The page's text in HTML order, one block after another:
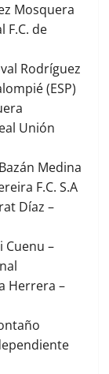
Mosquera
F.C. de
Rodríguez
(ESP)
Unión
Medina
F.C. S.A
Díaz –
Cuenu –
Herrera –